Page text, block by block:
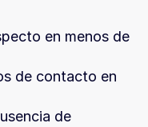
en menos de
de contacto en
de